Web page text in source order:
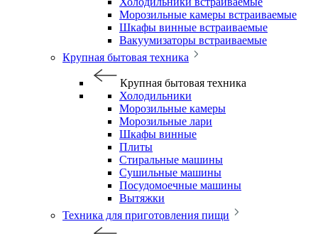
Морозильные камеры встраиваемые
Шкафы винные встраиваемые
Вакуумизаторы встраиваемые
Крупная бытовая техника
Крупная бытовая техника
Холодильники
Морозильные камеры
Морозильные лари
Шкафы винные
Плиты
Стиральные машины
Сушильные машины
Посудомоечные машины
Вытяжки
Техника для приготовления пищи